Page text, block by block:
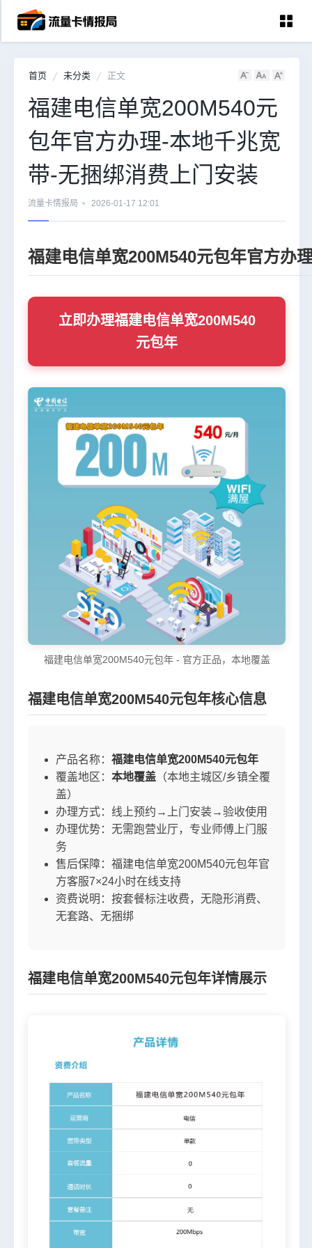
中国移动
中国电信
中国联通
全国宽带
首页 未分类 正文
福建电信单宽200M540元
包年官方办理-本地千兆宽
带-无捆绑消费上门安装
流量卡情报局 2026-01-17 12:01
福建电信单宽200M540元包年官方办
立即办理福建电信单宽200M540
元包年
福建电信单宽200M540元包年 - 官方正品，本地覆盖
福建电信单宽200M540元包年核心信息
产品名称： 福建电信单宽200M540元包年
覆盖地区： 本地覆盖 （本地主城区/乡镇全覆
盖）
办理方式：线上预约→上门安装→验收使用
办理优势：无需跑营业厅，专业师傅上门服
务
售后保障：福建电信单宽200M540元包年官
方客服7×24小时在线支持
资费说明：按套餐标注收费，无隐形消费、
无套路、无捆绑
福建电信单宽200M540元包年详情展示